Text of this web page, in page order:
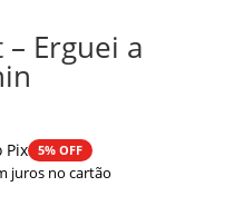
Erguei a
Pix 5% OFF
juros no cartão